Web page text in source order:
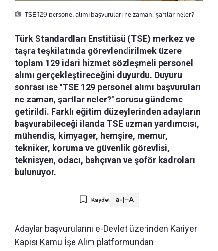
TSE 129 personel alımı başvuruları ne zaman, şartlar neler?
Türk Standardları Enstitüsü (TSE) merkez ve
taşra teşkilatında görevlendirilmek üzere
toplam 129 idari hizmet sözleşmeli personel
alımı gerçekleştireceğini duyurdu. Duyuru
sonrası ise ''TSE 129 personel alımı başvuruları
ne zaman, şartlar neler?'' sorusu gündeme
getirildi. Farklı eğitim düzeylerinden adayların
başvurabileceği ilanda TSE uzman yardımcısı,
mühendis, kimyager, hemşire, memur,
tekniker, koruma ve güvenlik görevlisi,
teknisyen, odacı, bahçıvan ve şoför kadroları
bulunuyor.
Kaydet a-|+A
Adaylar başvurularını e-Devlet üzerinden Kariyer
Kapısı Kamu İşe Alım platformundan